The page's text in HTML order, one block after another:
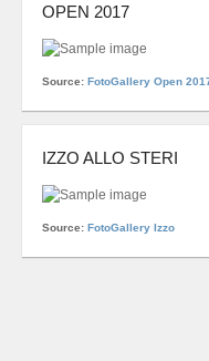
OPEN 2017
Source: FotoGallery Open
IZZO ALLO STERI
Source: FotoGallery Izzo